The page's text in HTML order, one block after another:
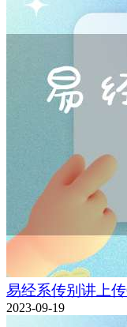
易经系传别讲上
2023-09-19